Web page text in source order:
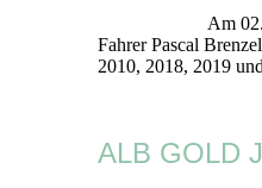
Am
Fahrer Pascal
2010, 2018, 2019
ALB GOLD